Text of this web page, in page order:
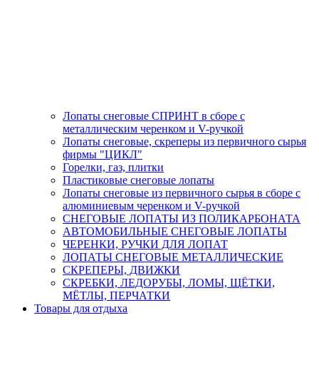
Лопаты снеговые СПРИНТ в сборе с
металлическим черенком и V-ручкой
Лопаты снеговые, скреперы из первичного сырья
фирмы "ЦИКЛ"
Горелки, газ, плитки
Пластиковые снеговые лопаты
Лопаты снеговые из первичного сырья в сборе с
алюминиевым черенком и V-ручкой
СНЕГОВЫЕ ЛОПАТЫ ИЗ ПОЛИКАРБОНАТА
АВТОМОБИЛЬНЫЕ СНЕГОВЫЕ ЛОПАТЫ
ЧЕРЕНКИ, РУЧКИ ДЛЯ ЛОПАТ
ЛОПАТЫ СНЕГОВЫЕ МЕТАЛЛИЧЕСКИЕ
СКРЕПЕРЫ, ДВИЖКИ
СКРЕБКИ, ЛЕДОРУБЫ, ЛОМЫ, ЩЁТКИ,
МЁТЛЫ, ПЕРЧАТКИ
Товары для отдыха